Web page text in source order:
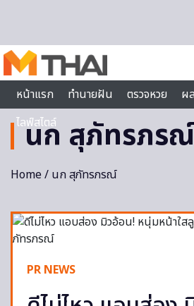
หน้าแรก
ทำนายฝัน ตรวจหวย ผ
ไลฟ์สไตล์
นก สุภัทรภรณ์
Home/ นก สุภัทรภรณ์
PR NEWS